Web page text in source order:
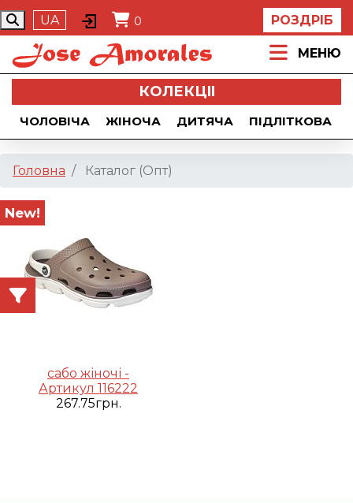
UA 0 РОЗДРІБ
МЕНЮ
КОЛЕКЦII
ЧОЛОВІЧА ЖІНОЧА ДИТЯЧА ПІДЛІТКОВА
Головна Каталог (Опт)
New!
сабо жіночі -
Артикул 116222
267.75грн.